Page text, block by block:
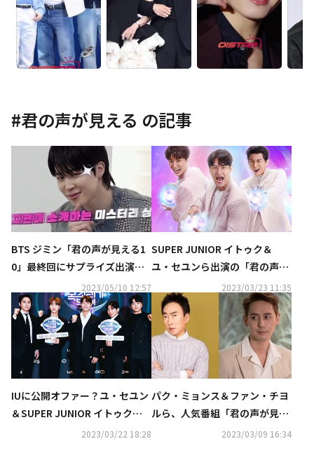
#君の声が見える の記事
BTS ジミン「君の声が見える1
0」最終回にサプライズ出演！
MeloManceの登場にも期待
（動画あり）
2023/05/10 12:57
SUPER JUNIOR イトゥク＆
ユ・セユンら出演の「君の声が
見える10」5月28日よりMnet
にて日本初放送＆配信が決定
2023/03/23 11:35
IUに公開オファー？ユ・セユン
＆SUPER JUNIOR イトゥクら
「君の声が見える10」に招待し
2023/03/22 18:28
パク・ミョンス＆ファン・チヨ
ルら、人気番組「君の声が見え
る10」レギュラー出演決定！
2023/03/09 16:34